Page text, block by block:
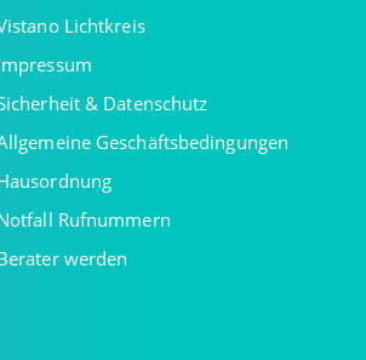
Lichtkreis
& Datenschutz
Geschäftsbedingungen
Rufnummern
werden